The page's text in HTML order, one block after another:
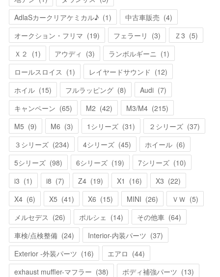
AdlaSカークリアケミカル♪ (1) 中古車販売 (4)
オークション・フリマ (19) フェラーリ (3) Ｚ3 (5)
Ｘ２ (1) アウディ (3) ランボルギーニ (1)
ロールスロイス (1) レイヤードサウンド (12)
ホイル (15) フルラッピング (8) Audi (7)
キャンペーン (65) M2 (42) M3/M4 (215)
M5 (9) M6 (3) 1シリーズ (31) ２シリーズ (37)
３シリーズ (234) 4シリーズ (45) ホイール (6)
5シリーズ (98) 6シリーズ (19) 7シリーズ (10)
i3 (1) i8 (7) Z4 (19) X1 (16) X3 (22)
X4 (6) X5 (41) X6 (15) MINI (26) ＶＷ (5)
メルセデス (26) ポルシェ (14) その他車 (64)
車検/点検整備 (24) Interior-内装パーツ (37)
Exterior -外装パーツ (16) エアロ (44)
exhaust muffler-マフラー (38) ボディ補強パーツ (13)